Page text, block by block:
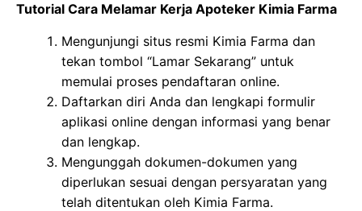
Tutorial Cara Melamar Kerja Apoteker Kimia Farma
Mengunjungi situs resmi Kimia Farma dan
tekan tombol “Lamar Sekarang” untuk
memulai proses pendaftaran online.
Daftarkan diri Anda dan lengkapi formulir
aplikasi online dengan informasi yang benar
dan lengkap.
Mengunggah dokumen-dokumen yang
diperlukan sesuai dengan persyaratan yang
telah ditentukan oleh Kimia Farma.